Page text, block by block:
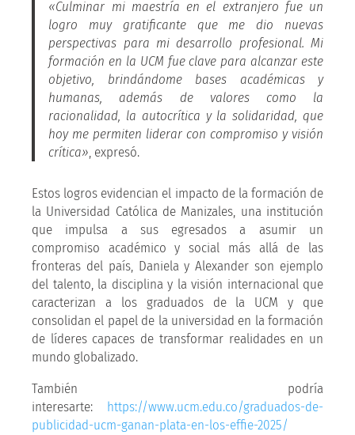
«Culminar mi maestría en el extranjero fue un
logro muy gratificante que me dio nuevas
perspectivas para mi desarrollo profesional. Mi
formación en la UCM fue clave para alcanzar este
objetivo, brindándome bases académicas y
humanas, además de valores como la
racionalidad, la autocrítica y la solidaridad, que
hoy me permiten liderar con compromiso y visión
crítica», expresó.
Estos logros evidencian el impacto de la formación de
la Universidad Católica de Manizales, una institución
que impulsa a sus egresados a asumir un
compromiso académico y social más allá de las
fronteras del país, Daniela y Alexander son ejemplo
del talento, la disciplina y la visión internacional que
caracterizan a los graduados de la UCM y que
consolidan el papel de la universidad en la formación
de líderes capaces de transformar realidades en un
mundo globalizado.
También podría
interesarte: https://www.ucm.edu.co/graduados-de-
publicidad-ucm-ganan-plata-en-los-effie-2025/